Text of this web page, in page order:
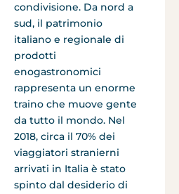
condivisione. Da nord a
sud, il patrimonio
italiano e regionale di
prodotti
enogastronomici
rappresenta un enorme
traino che muove gente
da tutto il mondo. Nel
2018, circa il 70% dei
viaggiatori stranierni
arrivati in Italia è stato
spinto dal desiderio di